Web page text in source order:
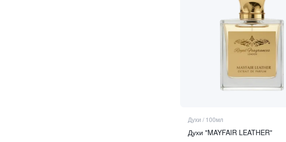
Духи / 100мл
Духи "MAYFAIR LEATHER"